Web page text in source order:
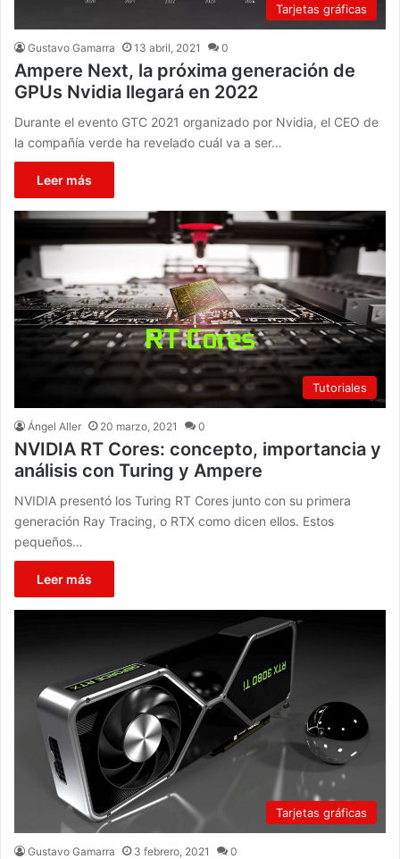
Tarjetas gráficas
Gustavo Gamarra 13 abril, 2021 0
Ampere Next, la próxima generación de
GPUs Nvidia llegará en 2022
Durante el evento GTC 2021 organizado por Nvidia, el CEO de
la compañía verde ha revelado cuál va a ser…
Leer más
Tutoriales
Ángel Aller 20 marzo, 2021 0
NVIDIA RT Cores: concepto, importancia y
análisis con Turing y Ampere
NVIDIA presentó los Turing RT Cores junto con su primera
generación Ray Tracing, o RTX como dicen ellos. Estos
pequeños…
Leer más
Tarjetas gráficas
Gustavo Gamarra 3 febrero, 2021 0